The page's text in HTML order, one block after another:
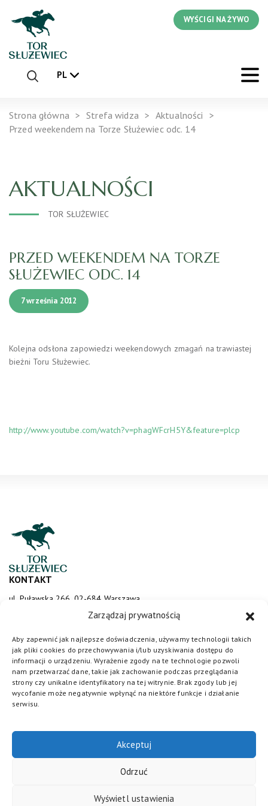
Zarządzaj prywatnością
Aby zapewnić jak najlepsze doświadczenia, używamy technologii takich
jak pliki cookies do przechowywania i/lub uzyskiwania dostępu do
informacji o urządzeniu. Wyrażenie zgody na te technologie pozwoli
nam przetwarzać dane, takie jak zachowanie podczas przeglądania
strony czy unikalne identyfikatory na tej witrynie. Brak zgody lub jej
wycofanie może negatywnie wpłynąć na niektóre funkcje i działanie
serwisu.
Akceptuj
Odrzuć
Wyświetl ustawienia
WYŚCIGI NA ŻYWO
PL
Strona główna Strefa widza
Aktualności
Przed weekendem na Torze Służewiec odc. 14
AKTUALNOŚCI
TOR SŁUŻEWIEC
PRZED WEEKENDEM NA TORZE
SŁUŻEWIEC ODC. 14
7 września 2012
Kolejna odsłona zapowiedzi weekendowych zmagań na trawiastej
bieżni Toru Służewiec.
http://www.youtube.com/watch?v=phagWFcrH5Y&feature=plcp
KONTAKT
ul. Puławska 266, 02-684 Warszawa
sluzewiec@totalizator.pl
KONTAKT DLA MEDIÓW
media@torsluzewiec.pl
DOŁĄCZ DO NAS